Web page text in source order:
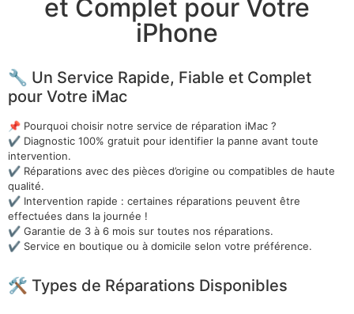
et Complet pour Votre
iPhone
🔧 Un Service Rapide, Fiable et Complet
pour Votre iMac
📌 Pourquoi choisir notre service de réparation iMac ?
✔ Diagnostic 100% gratuit pour identifier la panne avant toute
intervention.
✔ Réparations avec des pièces d’origine ou compatibles de haute
qualité.
✔ Intervention rapide : certaines réparations peuvent être
effectuées dans la journée !
✔ Garantie de 3 à 6 mois sur toutes nos réparations.
✔ Service en boutique ou à domicile selon votre préférence.
🛠 Types de Réparations Disponibles